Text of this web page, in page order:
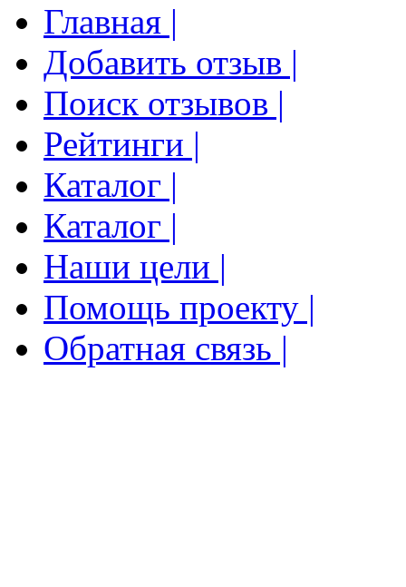
Главная |
Добавить отзыв |
Поиск отзывов |
Рейтинги |
Каталог |
Каталог |
Наши цели |
Помощь проекту |
Обратная связь |